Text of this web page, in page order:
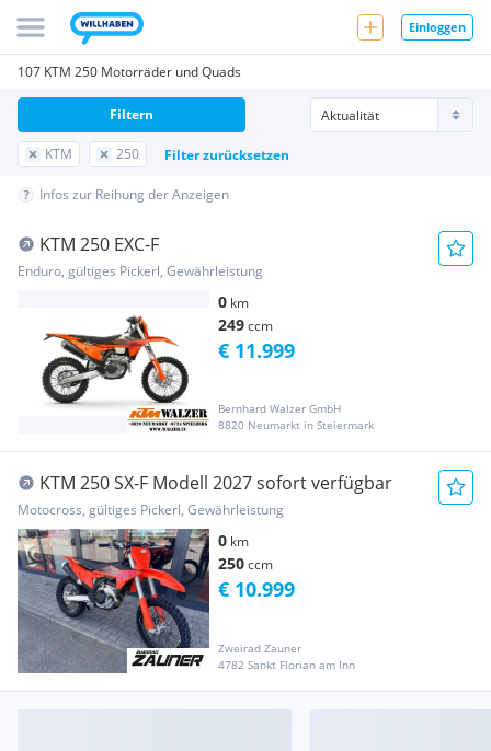
Einloggen
107 KTM 250 Motorräder und Quads
KTM 250 Filter zurücksetzen
Filtern
Infos zur Reihung der Anzeigen
KTM 250 EXC-F
Enduro, gültiges Pickerl, Gewährleistung
0 km
249ccm
Bernhard Walzer GmbH
8820 Neumarkt in Steiermark
€ 11.999
KTM 250 SX-F Modell 2027 sofort verfügbar
Motocross, gültiges Pickerl, Gewährleistung
0 km
250ccm
Zweirad Zauner
4782 Sankt Florian am Inn
€ 10.999